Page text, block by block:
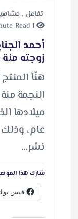
تفاعل ,
1 minute Read
أحمد
زوجته
هنّأ
النجمة
عام،
نشر…
شارك هذا
فيس